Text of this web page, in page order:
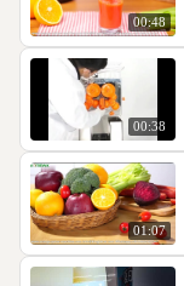
00:48
00:38
01:07